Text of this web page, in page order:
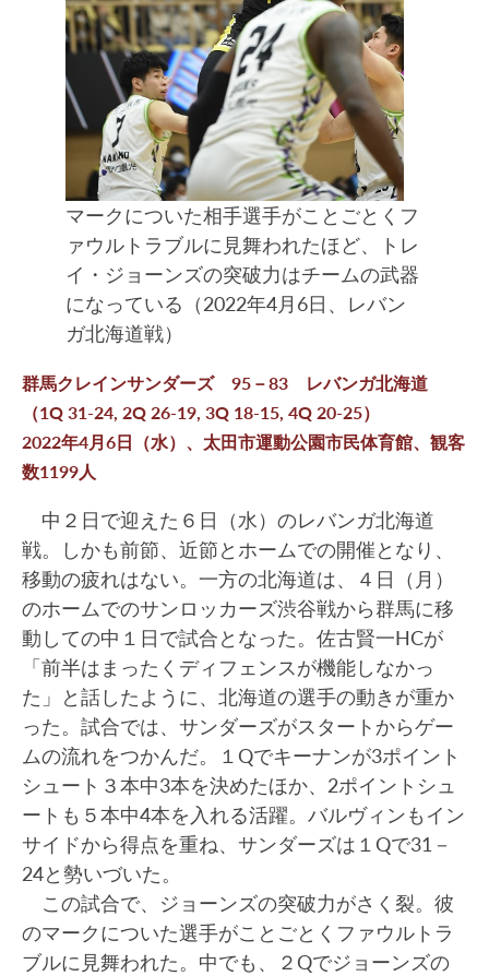
マークについた相手選手がことごとくフ
ァウルトラブルに見舞われたほど、トレ
イ・ジョーンズの突破力はチームの武器
になっている（2022年4月6日、レバン
ガ北海道戦）
群馬クレインサンダーズ 95－83 レバンガ北海道
（1Q 31-24, 2Q 26-19, 3Q 18-15, 4Q 20-25）
2022年4月6日（水）、太田市運動公園市民体育館、観客
数1199人
中２日で迎えた６日（水）のレバンガ北海道
戦。しかも前節、近節とホームでの開催となり、
移動の疲れはない。一方の北海道は、４日（月）
のホームでのサンロッカーズ渋谷戦から群馬に移
動しての中１日で試合となった。佐古賢一HCが
「前半はまったくディフェンスが機能しなかっ
た」と話したように、北海道の選手の動きが重か
った。試合では、サンダーズがスタートからゲー
ムの流れをつかんだ。１Qでキーナンが3ポイント
シュート３本中3本を決めたほか、2ポイントシュ
ートも５本中4本を入れる活躍。バルヴィンもイン
サイドから得点を重ね、サンダーズは１Qで31－
24と勢いづいた。
この試合で、ジョーンズの突破力がさく裂。彼
のマークについた選手がことごとくファウルトラ
ブルに見舞われた。中でも、２Qでジョーンズの